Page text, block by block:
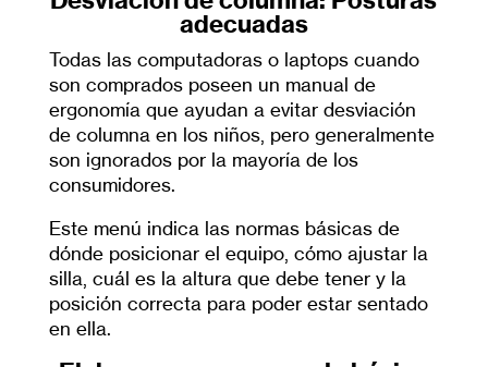
adecuadas
Todas las computadoras o laptops cuando
son comprados poseen un manual de
ergonomía que ayudan a evitar desviación
de columna en los niños, pero generalmente
son ignorados por la mayoría de los
consumidores.
Este menú indica las normas básicas de
dónde posicionar el equipo, cómo ajustar la
silla, cuál es la altura que debe tener y la
posición correcta para poder estar sentado
en ella.